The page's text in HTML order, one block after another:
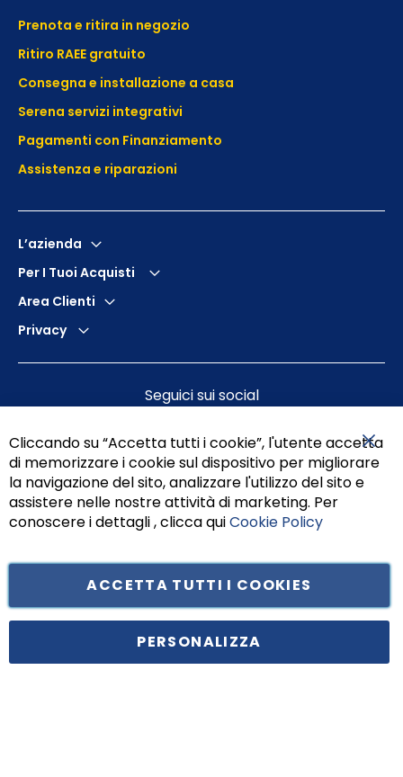
Prenota e ritira in negozio
Ritiro RAEE gratuito
Consegna e installazione a casa
Serena servizi integrativi
Pagamenti con Finanziamento
Assistenza e riparazioni
L’azienda
Per I Tuoi Acquisti
Area Clienti
Privacy
Seguici sui social
Principe di Piemonte 199, cap. 80026 Casoria (NA) - C.F. 05834470634 -
Cliccando su “Accetta tutti i cookie”, l'utente accetta
di memorizzare i cookie sul dispositivo per migliorare
la navigazione del sito, analizzare l'utilizzo del sito e
assistere nelle nostre attività di marketing. Per
conoscere i dettagli , clicca quiCookie Policy
ACCETTA TUTTI I COOKIES
PERSONALIZZA